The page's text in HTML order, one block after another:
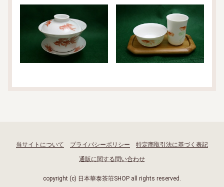
当サイトについて プライバシーポリシー 特定商取引法に基づく表記
通販に関する問い合わせ
copyright (c) 日本華泰茶荘SHOP all rights reserved.